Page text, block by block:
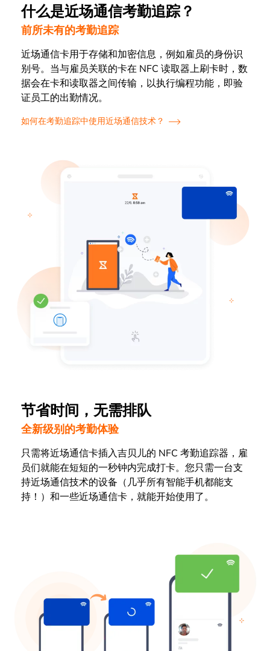
什么是近场通信考勤追踪？
前所未有的考勤追踪
近场通信卡用于存储和加密信息，例如雇员的身份识
别号。当与雇员关联的卡在 NFC 读取器上刷卡时，数
据会在卡和读取器之间传输，以执行编程功能，即验
证员工的出勤情况。
如何在考勤追踪中使用近场通信技术？
节省时间，无需排队
全新级别的考勤体验
只需将近场通信卡插入吉贝儿的 NFC 考勤追踪器，雇
员们就能在短短的一秒钟内完成打卡。您只需一台支
持近场通信技术的设备（几乎所有智能手机都能支
持！）和一些近场通信卡，就能开始使用了。